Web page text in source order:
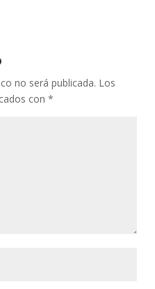
no será publicada. Los
con *